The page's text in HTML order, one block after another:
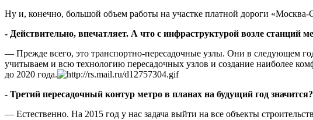
Ну и, конечно, большой объем работы на участке платной дороги
- Действительно, впечатляет. А что с инфраструктурой возле станций
— Прежде всего, это транспортно-пересадочные узлы. Они в следующем
учитываем и всю технологию пересадочных узлов и создание наиболее
до 2020 года.
- Третий пересадочный контур метро в планах на будущий год значится?
— Естественно. На 2015 год у нас задача выйти на все объекты